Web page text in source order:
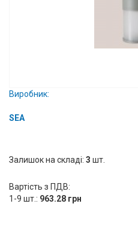
Вхід/
Доставка
Виробник:
SEA
Залишок на складі: 3 шт.
Вартість з ПДВ:
1-9 шт.: 963.28 грн